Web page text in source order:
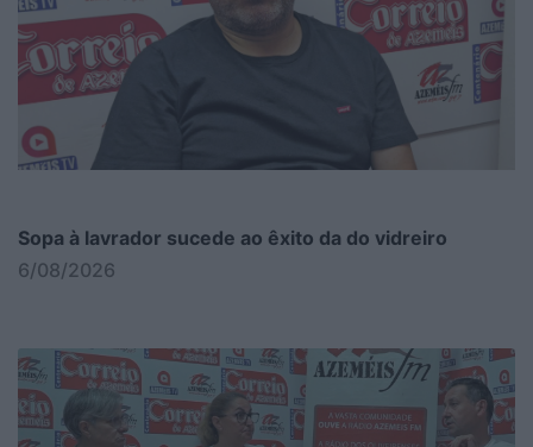
Sopa à lavrador sucede ao êxito da do vidreiro
6/08/2026